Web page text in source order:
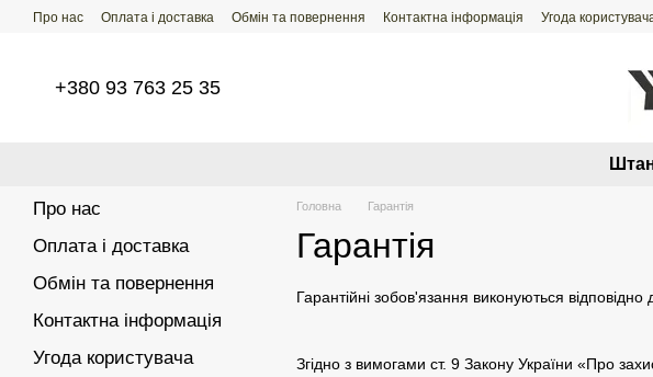
Перейти до основного контенту
Про нас Оплата і доставка Обмін та повернення Контактна інформація Угода
+380 93 763 25 35
Головна Гарантія
Гарантія
Гарантійні зобов'язання виконуються відповідно
Згідно з вимогами ст. 9 Закону України «Про
Про нас
Оплата і доставка
Обмін та повернення
Контактна інформація
Угода користувача